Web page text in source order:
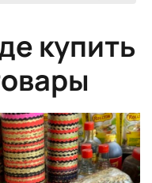
купить